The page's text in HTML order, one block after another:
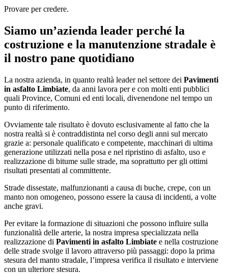
Provare per credere.
Siamo un’azienda leader perché la
costruzione e la manutenzione stradale è
il nostro pane quotidiano
La nostra azienda, in quanto realtà leader nel settore dei Pavimenti
in asfalto Limbiate, da anni lavora per e con molti enti pubblici
quali Province, Comuni ed enti locali, divenendone nel tempo un
punto di riferimento.
Ovviamente tale risultato è dovuto esclusivamente al fatto che la
nostra realtà si è contraddistinta nel corso degli anni sul mercato
grazie a: personale qualificato e competente, macchinari di ultima
generazione utilizzati nella posa e nel ripristino di asfalto, uso e
realizzazione di bitume sulle strade, ma soprattutto per gli ottimi
risultati presentati al committente.
Strade dissestate, malfunzionanti a causa di buche, crepe, con un
manto non omogeneo, possono essere la causa di incidenti, a volte
anche gravi.
Per evitare la formazione di situazioni che possono influire sulla
funzionalità delle arterie, la nostra impresa specializzata nella
realizzazione di Pavimenti in asfalto Limbiate e nella costruzione
delle strade svolge il lavoro attraverso più passaggi: dopo la prima
stesura del manto stradale, l’impresa verifica il risultato e interviene
con un ulteriore stesura.